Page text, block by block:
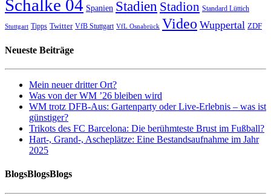
Schalke 04 Spanien Stadien Stadion Standard Lüttich
Stuttgart Tipps Twitter VfB Stuttgart VfL Osnabrück Video Wuppertal ZDF
Neueste Beiträge
Mein neuer dritter Ort?
Was von der WM ’26 bleiben wird
WM trotz DFB-Aus: Gartenparty oder Live-Erlebnis – was ist
günstiger?
Trikots des FC Barcelona: Die berühmteste Brust im Fußball?
Hart-, Grand-, Ascheplätze: Eine Bestandsaufnahme im Jahr
2025
BlogsBlogsBlogs